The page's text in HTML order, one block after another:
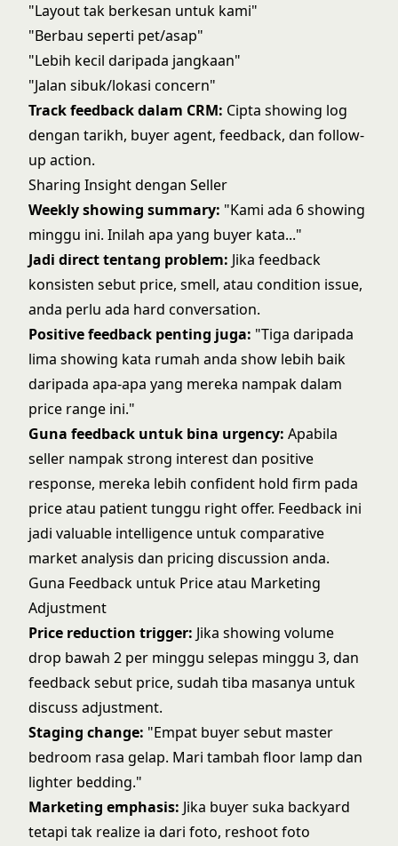
"Layout tak berkesan untuk kami"
"Berbau seperti pet/asap"
"Lebih kecil daripada jangkaan"
"Jalan sibuk/lokasi concern"
Track feedback dalam CRM: Cipta showing log
dengan tarikh, buyer agent, feedback, dan follow-
up action.
Sharing Insight dengan Seller
Weekly showing summary: "Kami ada 6 showing
minggu ini. Inilah apa yang buyer kata..."
Jadi direct tentang problem: Jika feedback
konsisten sebut price, smell, atau condition issue,
anda perlu ada hard conversation.
Positive feedback penting juga: "Tiga daripada
lima showing kata rumah anda show lebih baik
daripada apa-apa yang mereka nampak dalam
price range ini."
Guna feedback untuk bina urgency: Apabila
seller nampak strong interest dan positive
response, mereka lebih confident hold firm pada
price atau patient tunggu right offer. Feedback ini
jadi valuable intelligence untukcomparative
market analysis dan pricing discussion anda.
Guna Feedback untuk Price atau Marketing
Adjustment
Price reduction trigger: Jika showing volume
drop bawah 2 per minggu selepas minggu 3, dan
feedback sebut price, sudah tiba masanya untuk
discuss adjustment.
Staging change: "Empat buyer sebut master
bedroom rasa gelap. Mari tambah floor lamp dan
lighter bedding."
Marketing emphasis: Jika buyer suka backyard
tetapi tak realize ia dari foto, reshoot foto